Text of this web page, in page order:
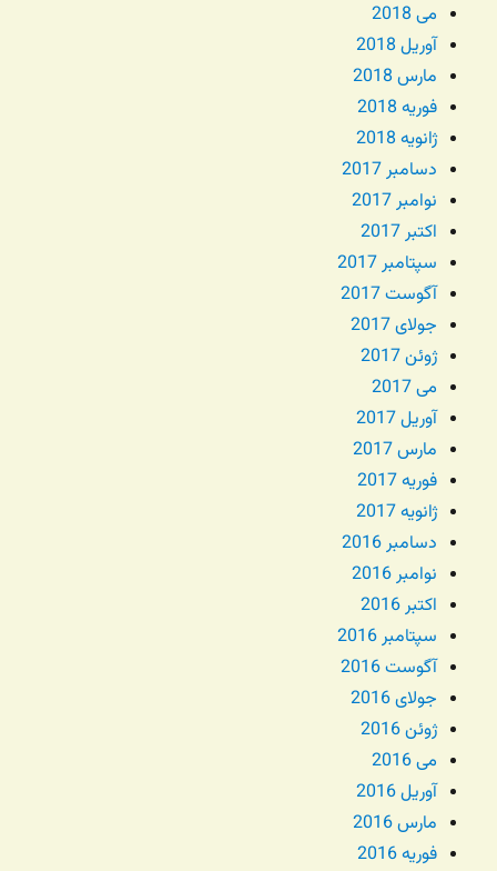
می 2018
آوریل 2018
مارس 2018
فوریه 2018
ژانویه 2018
دسامبر 2017
نوامبر 2017
اکتبر 2017
سپتامبر 2017
آگوست 2017
جولای 2017
ژوئن 2017
می 2017
آوریل 2017
مارس 2017
فوریه 2017
ژانویه 2017
دسامبر 2016
نوامبر 2016
اکتبر 2016
سپتامبر 2016
آگوست 2016
جولای 2016
ژوئن 2016
می 2016
آوریل 2016
مارس 2016
فوریه 2016